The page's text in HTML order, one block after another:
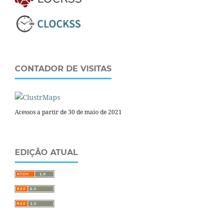
CONTADOR DE VISITAS
Acessos a partir de 30 de maio de 2021
EDIÇÃO ATUAL